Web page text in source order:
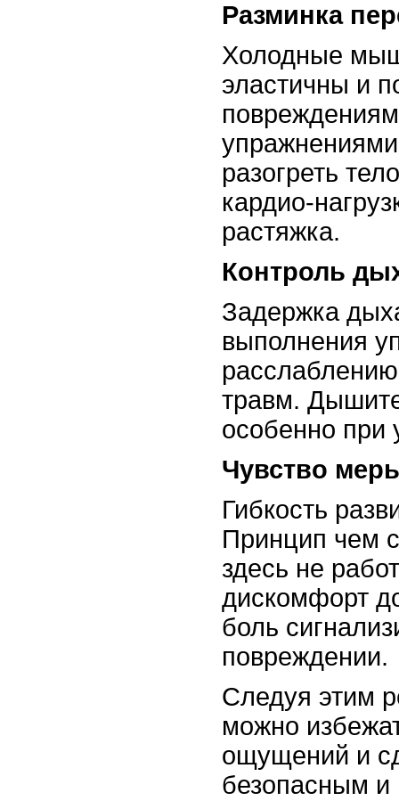
Разминка
Холодные
эластичны и
разогреть
кардио-
растяжка.
Контроль
Задержка
выполнения
травм.
особенно при
Чувство
Гибкость
Принцип чем
здесь не
дискомфорт
боль
повреждении.
Следуя этим
можно
ощущений и
безопасным